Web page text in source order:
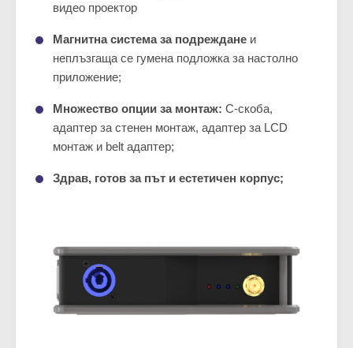
видео проектор
Магнитна система за подреждане и
неплъзгаща се гумена подложка за настолно
приложение;
Множество опции за монтаж: C-скоба,
адаптер за стенен монтаж, адаптер за LCD
монтаж и belt адаптер;
Здрав, готов за път и естетичен корпус;